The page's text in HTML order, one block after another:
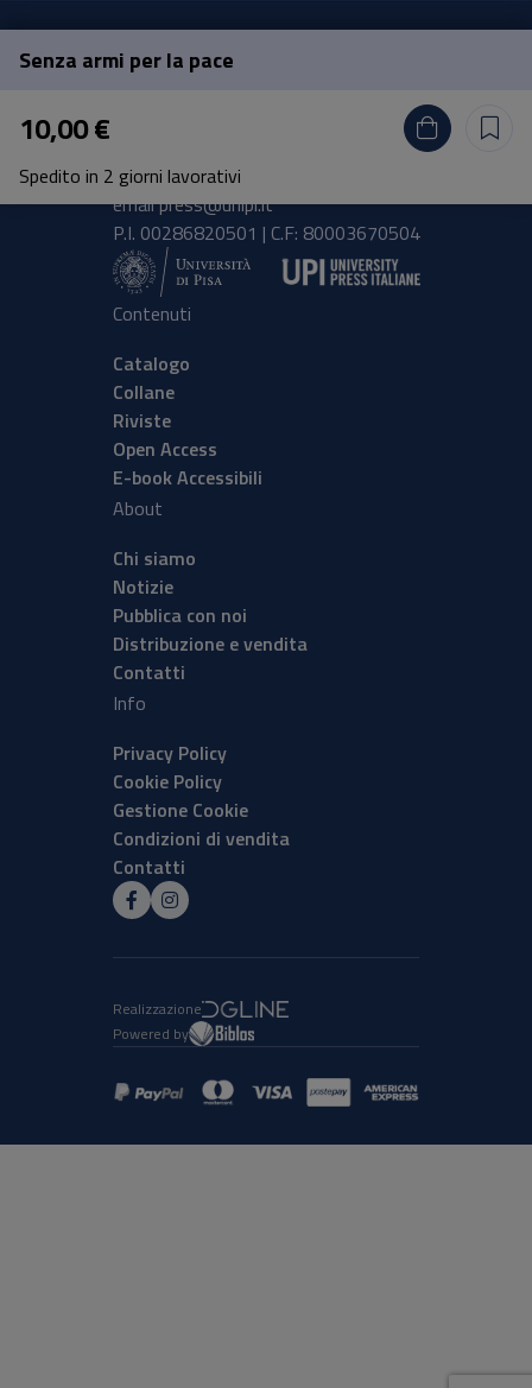
Senza armi per la pace
10,00 €
Spedito in 2 giorni lavorativi
Pisa University Press
Lungarno Pacinotti 43/44 56126 Pisa
tel.+39 050 2212056
emailpress@unipi.it
P.I. 00286820501 | C.F: 80003670504
Contenuti
Catalogo
Collane
Riviste
Open Access
E-book Accessibili
About
Chi siamo
Notizie
Pubblica con noi
Distribuzione e vendita
Contatti
Info
Privacy Policy
Cookie Policy
Gestione Cookie
Condizioni di vendita
Contatti
Realizzazione
Powered by